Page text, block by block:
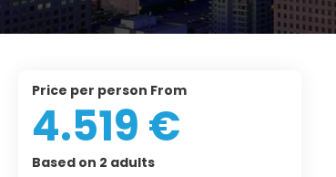
price per person From
4.519 €
Based on 2 adults